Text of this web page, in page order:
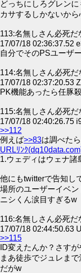
どっちにしろグレン
カサするしかないか
113:名無しさん必死だ
17/07/18 02:36:37.52
自分でそのPSユーザ
114:名無しさん必死だ
17/07/18 02:37:20.53
PK機能あったら任豚
115:名無しさん必死だ
17/07/18 02:40:26.75
>>112
例えば>>83は調べた
URLﾘﾝｸ
1.ウェディはウェナ諸
他にもtwitterで告知し
場所のユーザーイベ
ニシくん涙目すぎるw
116:名無しさん必死だ
17/07/18 02:44:50.63
>>115
ID変えたんか？さすが
まあ徒歩でジュレま
だがw